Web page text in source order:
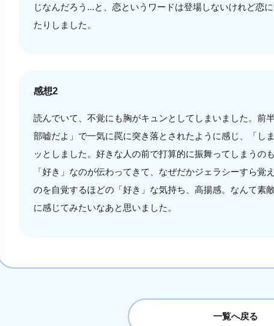
じなんだろう...と、恋というワードは登場しないけれど恋
たりしました。
感想2
読んでいて、不覚にも胸がキュンとしてしまいました。前
部嘘だよ」で一気に罠に突き落とされたように感じ、「
ッとしました。好きな人の前で打算的に振舞ってしまう
「好き」なのが伝わってきて、なぜだかジェラシーすら覚
のを自覚するほどの「好き」な気持ち、高揚感。なんて
に感じてみたいなあと思いました。
一覧へ戻る